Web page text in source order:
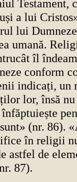
Testament,
a lui
lui
umană.
îl
conform
indicați, un
lor, însă
(nr. 86).
în religii
astfel de
87).